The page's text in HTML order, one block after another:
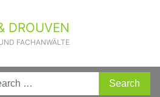
DROUVEN
FACHANWÄLTE
Fälle»
Abmahnung durch den Verband
Wettbewerb e.V. – Was Sie wissen